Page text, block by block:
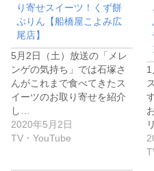
り寄せスイーツ！くず餅
ぷりん【船橋屋こよみ広
尾店】
5月2日（土）放送の「メレ
ンゲの気持ち」では石塚さ
んがこれまで食べてきたス
イーツのお取り寄せを紹介
し…
2020年5月2日
TV・YouTube